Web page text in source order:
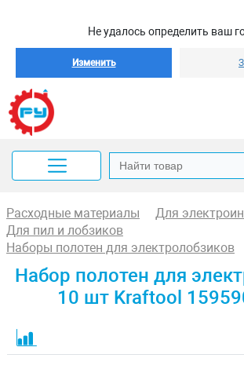
Не удалось определить ваш
Изменить
Расходные материалы
Для
Для пил и лобзиков
Наборы полотен для электролобзиков
Набор полотен для
10 шт Kraftool